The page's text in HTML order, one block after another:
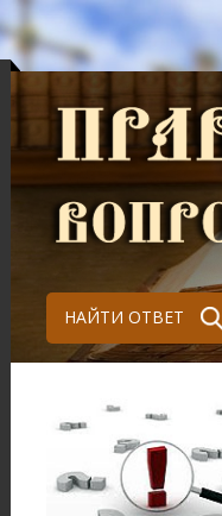
НАЙТИ ОТВЕТ